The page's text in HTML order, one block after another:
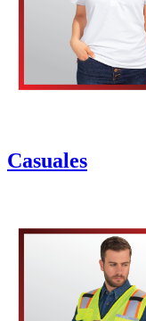
Casuales